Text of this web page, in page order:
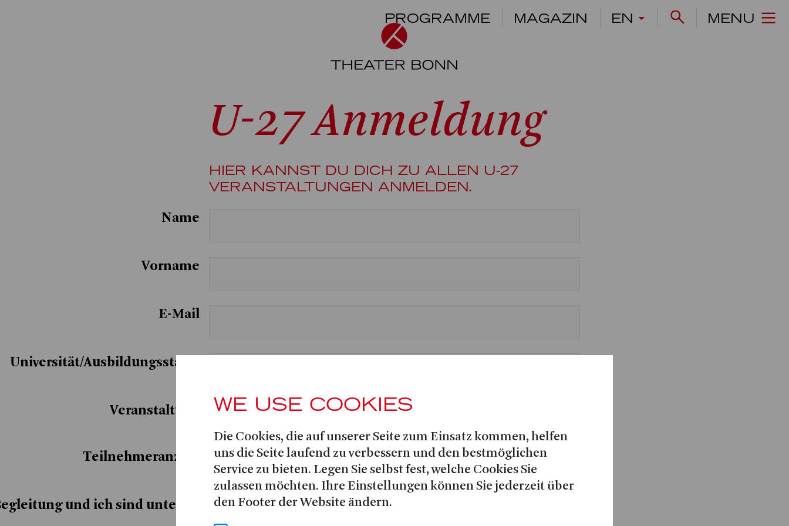
PROGRAMME MAGAZIN EN MENU
U-27 Anmeldung
HIER KANNST DU DICH ZU ALLEN U-27
VERANSTALTUNGEN ANMELDEN.
Name
Vorname
E-Mail
Universität/Ausbildungsstätte
Veranstaltung
Teilnehmeranzahl
und ich sind unter 27
WE USE COOKIES
Die Cookies, die auf unserer Seite zum Einsatz kommen, helfen
uns die Seite laufend zu verbessern und den bestmöglichen
Service zu bieten. Legen Sie selbst fest, welche Cookies Sie
zulassen möchten. Ihre Einstellungen können Sie jederzeit über
den Footer der Website ändern.